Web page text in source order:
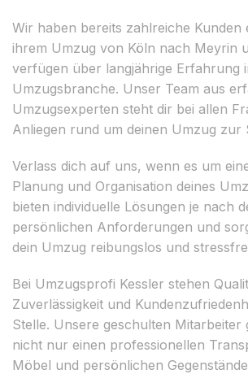
Wir haben bereits zahlreiche Kunden
ihrem Umzug von Köln nach Meyrin
verfügen über langjährige Erfahrung
Umzugsbranche. Unser Team aus
Umzugsexperten steht dir bei allen
Anliegen rund um deinen Umzug zur
Verlass dich auf uns, wenn es um
Planung und Organisation deines
bieten individuelle Lösungen je nach
persönlichen Anforderungen und
dein Umzug reibungslos und
Bei Umzugsprofi Kessler stehen
Zuverlässigkeit und
Stelle. Unsere geschulten Mitarbeiter
nicht nur einen professionellen
Möbel und persönlichen